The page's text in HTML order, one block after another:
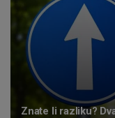
Znate li razliku?